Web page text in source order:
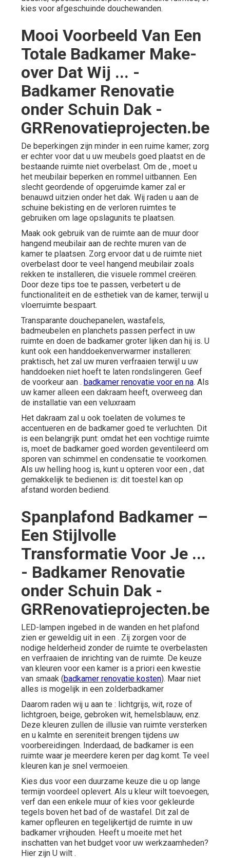
kies voor afgeschuinde douchewanden.
Mooi Voorbeeld Van Een
Totale Badkamer Make-
over Dat Wij ... -
Badkamer Renovatie
onder Schuin Dak -
GRRenovatieprojecten.be
De beperkingen zijn minder in een ruime kamer; zorg
er echter voor dat u uw meubels goed plaatst en de
bestaande ruimte niet overbelast. Om de , moet u
het meubilair beperken en rommel uitbannen. Een
slecht geordende of opgeruimde kamer zal er
benauwd uitzien onder het dak. Wij raden u aan de
schuine bekisting en de verloren ruimtes te
gebruiken om lage opslagunits te plaatsen.
Maak ook gebruik van de ruimte aan de muur door
hangend meubilair aan de rechte muren van de
kamer te plaatsen. Zorg ervoor dat u de ruimte niet
overbelast door te veel hangend meubilair zoals
rekken te installeren, die visuele rommel creëren.
Door deze tips toe te passen, verbetert u de
functionaliteit en de esthetiek van de kamer, terwijl u
vloerruimte bespaart.
Transparante douchepanelen, wastafels,
badmeubelen en planchets passen perfect in uw
ruimte en doen de badkamer groter lijken dan hij is. U
kunt ook een handdoekenverwarmer installeren:
praktisch, het zal uw muren verfraaien terwijl u uw
handdoeken niet hoeft te laten rondslingeren. Geef
de voorkeur aan . badkamer renovatie voor en na. Als
uw kamer alleen een dakraam heeft, overweeg dan
de installatie van een veluxraam
Het dakraam zal u ook toelaten de volumes te
accentueren en de badkamer goed te verluchten. Dit
is een belangrijk punt: omdat het een vochtige ruimte
is, moet de badkamer goed worden geventileerd om
sporen van schimmel en condensatie te voorkomen.
Als uw helling hoog is, kunt u opteren voor een , dat
gemakkelijk te bedienen is: dit toestel kan op
afstand worden bediend.
Spanplafond Badkamer –
Een Stijlvolle
Transformatie Voor Je ...
- Badkamer Renovatie
onder Schuin Dak -
GRRenovatieprojecten.be
LED-lampen ingebed in de wanden en het plafond
zien er geweldig uit in een . Zij zorgen voor de
nodige helderheid zonder de ruimte te overbelasten
en verfraaien de inrichting van de ruimte. De keuze
van kleuren voor een kamer is a priori een kwestie
van smaak (badkamer renovatie kosten). Maar niet
alles is mogelijk in een zolderbadkamer
Daarom raden wij u aan te : lichtgrijs, wit, roze of
lichtgroen, beige, gebroken wit, hemelsblauw, enz.
Deze kleuren zullen de illusie van ruimte versterken
en u kalmte en sereniteit brengen tijdens uw
voorbereidingen. Inderdaad, de badkamer is een
ruimte waar je meerdere keren per dag komt. Te veel
kleuren kan je snel vermoeien.
Kies dus voor een duurzame keuze die u op lange
termijn voordeel oplevert. Als u kleur wilt toevoegen,
verf dan een enkele muur of kies voor gekleurde
tegels boven het bad of de wastafel. Dit zal de
kamer opfleuren en tegelijkertijd de ruimte in uw
badkamer vrijhouden. Heeft u moeite met het
inschatten van het budget voor uw werkzaamheden?
Hier zijn U wilt .